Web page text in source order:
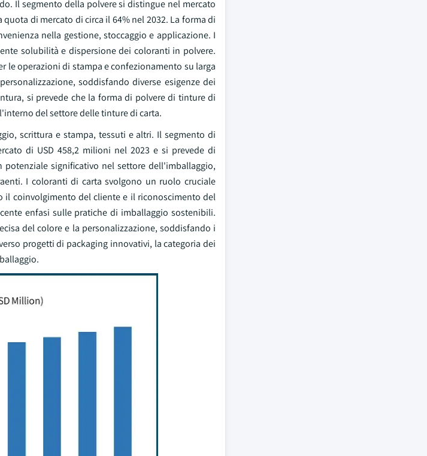
Il segmento della polvere si distingue nel mercato
di mercato di circa il 64% nel 2032. La forma di
nella gestione, stoccaggio e applicazione. I
solubilità e dispersione dei coloranti in polvere.
operazioni di stampa e confezionamento su larga
soddisfando diverse esigenze dei
si prevede che la forma di polvere di tinture di
del settore delle tinture di carta.
scrittura e stampa, tessuti e altri. Il segmento di
di USD 458,2 milioni nel 2023 e si prevede di
significativo nel settore dell'imballaggio,
I coloranti di carta svolgono un ruolo cruciale
coinvolgimento del cliente e il riconoscimento del
enfasi sulle pratiche di imballaggio sostenibili.
del colore e la personalizzazione, soddisfando i
progetti di packaging innovativi, la categoria dei